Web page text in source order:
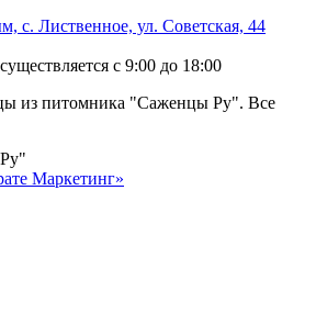
с. Лиственное, ул. Советская, 44
с 9:00 до 18:00
из питомника "Саженцы Ру". Все
Маркетинг»